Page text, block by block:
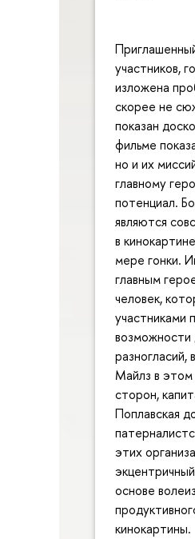
участников,
изложена
скорее не
показан
фильме
но и их
главному
потенциал.
являются
в
мере гонки.
главным
человек,
участниками
возможности
разногласий,
Майлз в этом
сторон,
Поплавская
этих
основе
кинокартины.